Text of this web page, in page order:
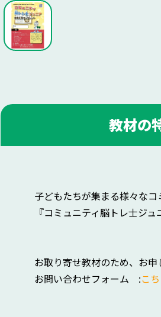
教材の
子どもたちが集まる様々なコ
『コミュニティ脳トレ士ジ
お取り寄せ教材のため、お
お問い合わせフォーム :こ